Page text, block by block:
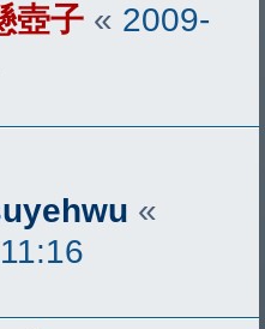
壺子 « 2009-
«